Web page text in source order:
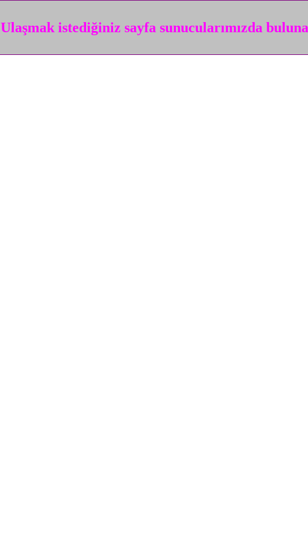
Ulaşmak istediğiniz sayfa sunucularımızda